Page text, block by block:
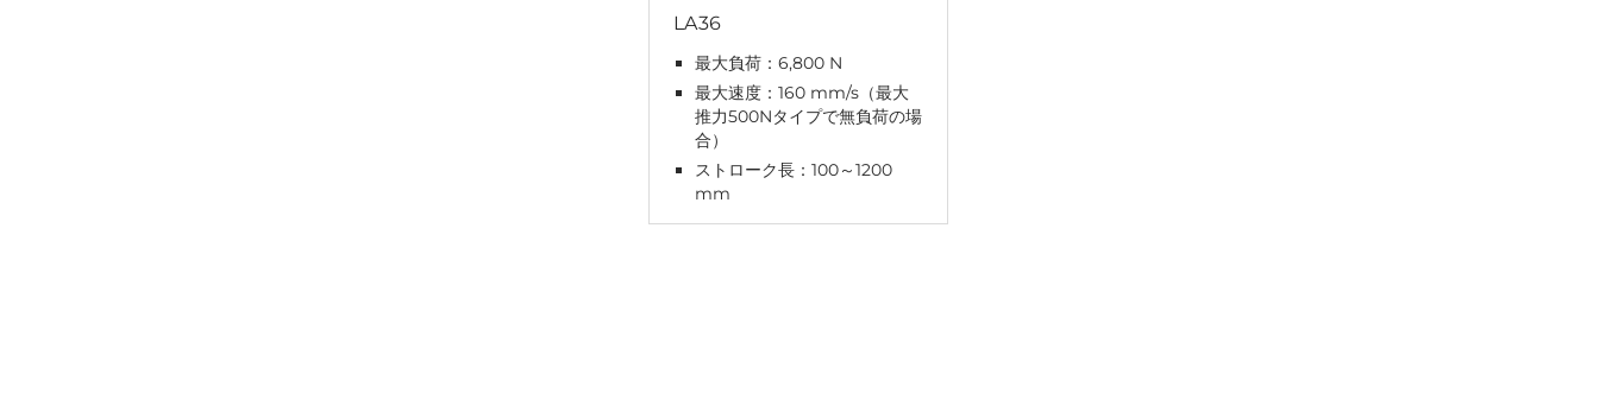
LA36
最大負荷：6,800 N
最大速度：160 mm/s（最大
推力500Nタイプで無負荷の場
合）
ストローク長：100～1200
mm